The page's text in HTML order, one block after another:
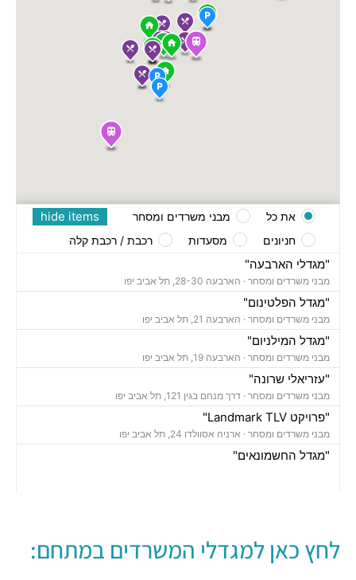
"מגדלי הארבעה"
מבני משרדים ומסחר · הארבעה 28-30, תל אביב יפו
"מגדל הפלטינום"
מבני משרדים ומסחר · הארבעה 21, תל אביב יפו
"מגדל המילניום"
מבני משרדים ומסחר · הארבעה 19, תל אביב יפו
"עזריאלי שרונה"
מבני משרדים ומסחר · דרך מנחם בגין 121, תל אביב יפו
"פרויקט Landmark TLV"
מבני משרדים ומסחר · ארניה אסוולדו 24, תל אביב יפו
"מגדל החשמונאים"
חניונים ·הארבעה 32, תל אביב יפו
hide items את כל
מבני משרדים ומסחר
חניונים
מסעדות רכבת / רכבת קלה
לחץ כאן למגדלי המשרדים במתחם: